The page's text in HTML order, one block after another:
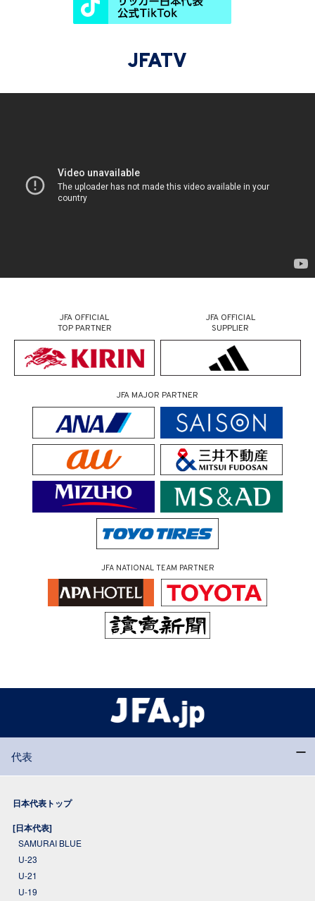
JFATV
JFA OFFICIAL
TOP PARTNER
JFA OFFICIAL
SUPPLIER
JFA MAJOR PARTNER
JFA NATIONAL TEAM PARTNER
代表
日本代表トップ
[日本代表]
SAMURAI BLUE
U-23
U-21
U-19